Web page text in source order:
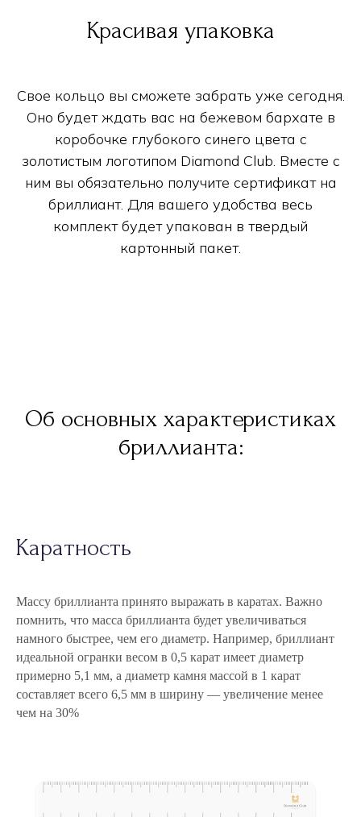
Красивая упаковка
Свое кольцо вы сможете забрать уже сегодня.
Оно будет ждать вас на бежевом бархате в
коробочке глубокого синего цвета с
золотистым логотипом Diamond Club. Вместе с
ним вы обязательно получите сертификат на
бриллиант. Для вашего удобства весь
комплект будет упакован в твердый
картонный пакет.
Об основных характеристиках
бриллианта:
Каратность